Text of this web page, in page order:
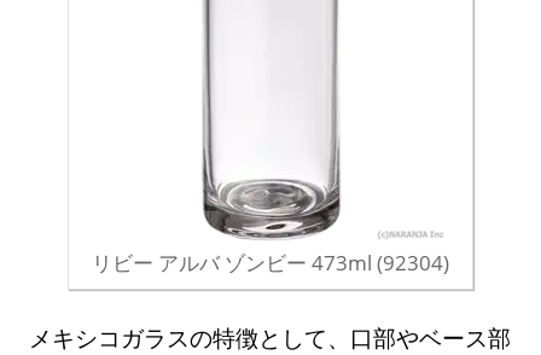
リビー アルバ ゾンビー 473ml (92304)
メキシコガラスの特徴として、口部やベース部